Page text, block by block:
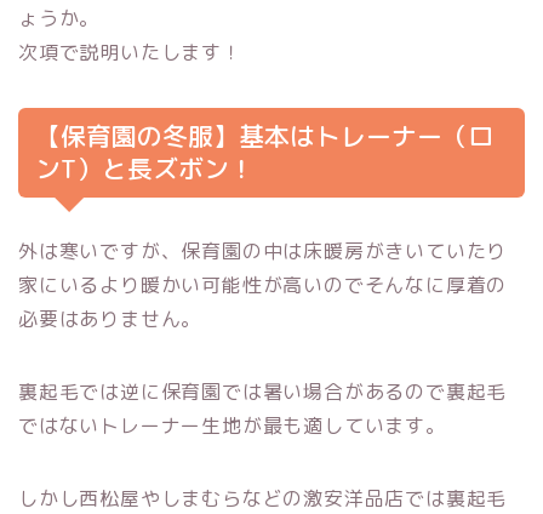
ょうか。
次項で説明いたします！
【保育園の冬服】基本はトレーナー（ロ
ンT）と長ズボン！
外は寒いですが、保育園の中は床暖房がきいていたり
家にいるより暖かい可能性が高いのでそんなに厚着の
必要はありません。
裏起毛では逆に保育園では暑い場合があるので裏起毛
ではないトレーナー生地が最も適しています。
しかし西松屋やしまむらなどの激安洋品店では裏起毛